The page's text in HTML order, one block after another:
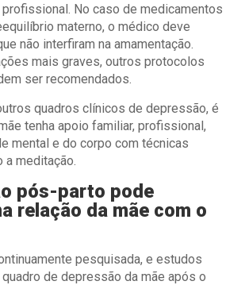
No caso de medicamentos
materno, o médico deve
não interfiram na amamentação.
mais graves, outros protocolos
ser recomendados.
quadros clínicos de depressão, é
tenha apoio familiar, profissional,
mental e do corpo com técnicas
a meditação.
pós-parto pode
relação da mãe com o
pesquisada, e estudos
de depressão da mãe após o